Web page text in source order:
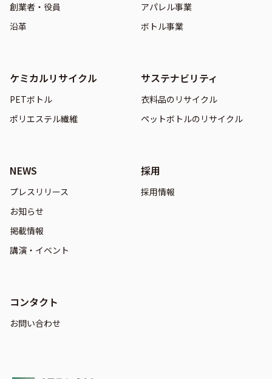
創業者・役員
沿革
アパレル事業
ボトル事業
ケミカルリサイクル
PETボトル
ポリエステル繊維
サステナビリティ
衣料品のリサイクル
ペットボトルのリサイクル
NEWS
プレスリリース
お知らせ
掲載情報
講演・イベント
採用
採用情報
コンタクト
お問い合わせ